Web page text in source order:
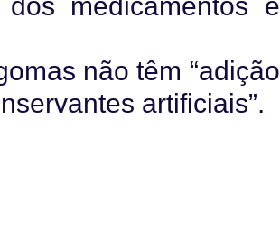
não têm “adição
artificiais”.